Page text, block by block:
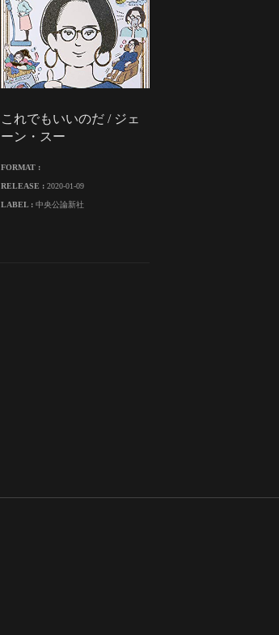
これでもいいのだ / ジェ
ーン・スー
FORMAT :
RELEASE : 2020-01-09
LABEL : 中央公論新社